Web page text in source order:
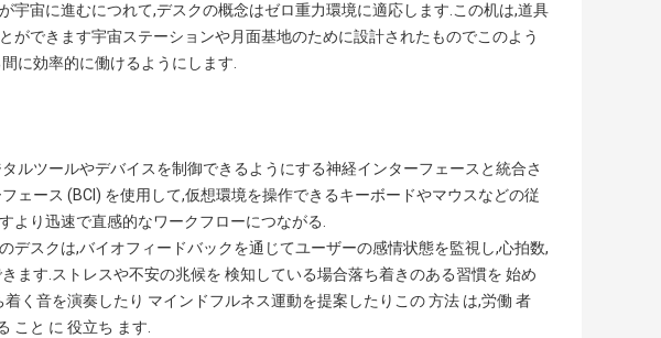
宇宙に進むにつれて,デスクの概念はゼロ重力環境に適応します.この机は,道具
ができます宇宙ステーションや月面基地のために設計されたものでこのよう
に効率的に働けるようにします.
ルツールやデバイスを制御できるようにする神経インターフェースと統合さ
ェース (BCI) を使用して,仮想環境を操作できるキーボードやマウスなどの従
より迅速で直感的なワークフローにつながる.
デスクは,バイオフィードバックを通じてユーザーの感情状態を監視し,心拍数,
ます.ストレスや不安の兆候を 検知している場合落ち着きのある習慣を 始め
く音を演奏したり マインドフルネス運動を提案したりこの 方法 は,労働 者
こと に 役立ち ます.